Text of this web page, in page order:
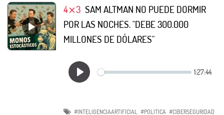
4⨯3 SAM ALTMAN NO PUEDE DORMIR
POR LAS NOCHES. "DEBE 300.000
MILLONES DE DÓLARES"
#INTELIGENCIAARTIFICIAL #POLITICA #CIBERSEGURIDAD